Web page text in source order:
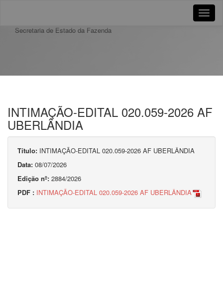
Toggle
Secretaria de Estado da Fazenda
INTIMAÇÃO-EDITAL 020.059-2026 AF
UBERLÂNDIA
Título: INTIMAÇÃO-EDITAL 020.059-2026 AF UBERLÂNDIA
Data: 08/07/2026
Edição nº: 2884/2026
PDF : INTIMAÇÃO-EDITAL 020.059-2026 AF UBERLÂNDIA